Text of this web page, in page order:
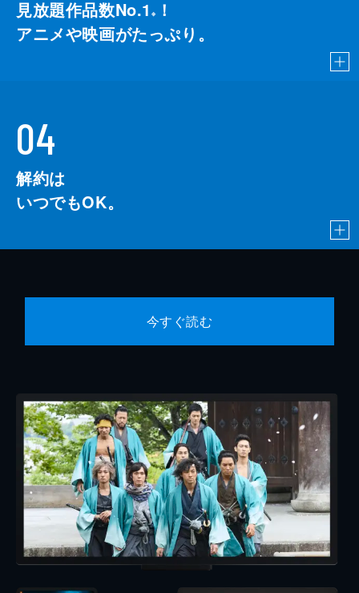
見放題作品数No.1 ※
！
アニメや映画がたっぷり。
04
解約は
いつでもOK。
今すぐ読む